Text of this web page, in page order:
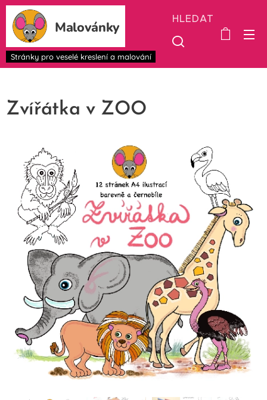
Malovánky
Stránky pro veselé kreslení a malování
HLEDAT
Zvířátka v ZOO